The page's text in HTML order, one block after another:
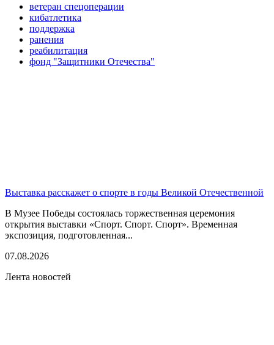
ветеран спецоперации
кибатлетика
поддержка
ранения
реабилитация
фонд "Защитники Отечества"
Выставка расскажет о спорте в годы Великой Отечественной
В Музее Победы состоялась торжественная церемония
открытия выставки «Спорт. Спорт. Спорт». Временная
экспозиция, подготовленная...
07.08.2026
Лента новостей